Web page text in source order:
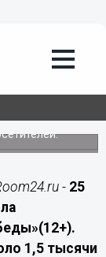
день
- 25
1,5 тысячи